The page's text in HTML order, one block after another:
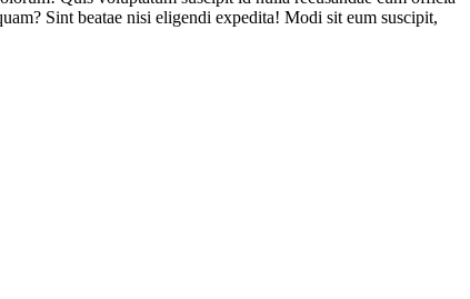
Sint beatae nisi eligendi expedita! Modi sit eum suscipit,